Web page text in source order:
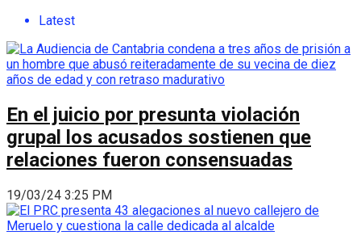
Latest
En el juicio por presunta violación
grupal los acusados sostienen que
relaciones fueron consensuadas
19/03/24 3:25 PM